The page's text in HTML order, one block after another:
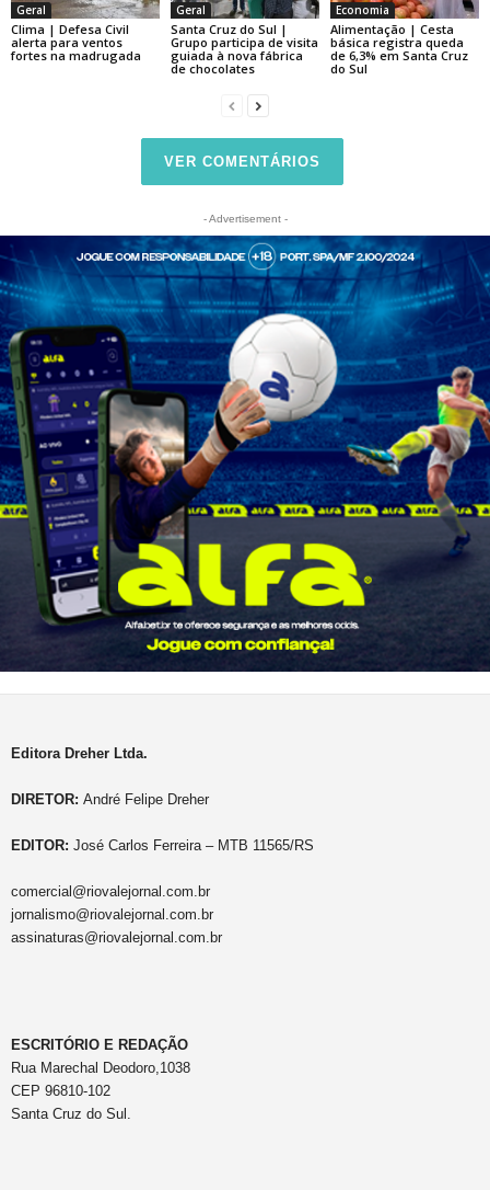
Geral
Clima | Defesa Civil
alerta para ventos
fortes na madrugada
Geral
Santa Cruz do Sul |
Grupo participa de visita
guiada à nova fábrica
de chocolates
Economia
Alimentação | Cesta
básica registra queda
de 6,3% em Santa Cruz
do Sul
VER COMENTÁRIOS
- Advertisement -
Editora Dreher Ltda.
DIRETOR: André Felipe Dreher
EDITOR: José Carlos Ferreira – MTB 11565/RS
comercial@riovalejornal.com.br
jornalismo@riovalejornal.com.br
assinaturas@riovalejornal.com.br
ESCRITÓRIO E REDAÇÃO
Rua Marechal Deodoro,1038
CEP 96810-102
Santa Cruz do Sul.